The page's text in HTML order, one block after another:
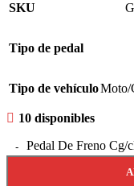
SKU
Tipo de pedal
Tipo de vehículoMoto/
10 disponibles
Pedal De Freno Cg/